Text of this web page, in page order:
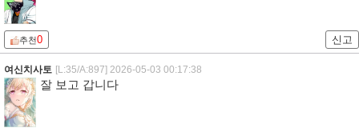
추천0 신고
여신치사토 [L:35/A:897] 2026-05-03 00:17:38
잘 보고 갑니다